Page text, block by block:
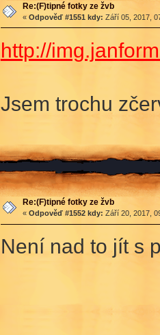
Re:(F)tipné fotky ze žvb
« Odpověď #1551 kdy: Září 05, 2017,
http://
Jsem trochu
Re:(F)tipné fotky ze žvb
« Odpověď #1552 kdy: Září 20, 2017,
Není nad to jít s